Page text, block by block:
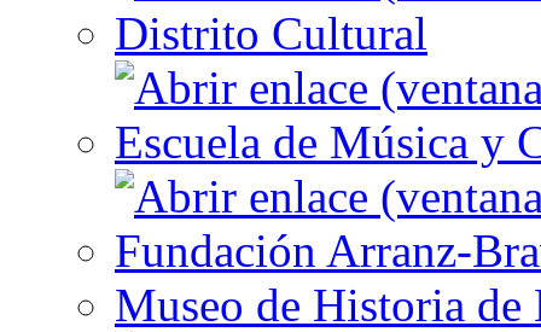
Distrito Cultural
Escuela de Música y
Fundación Arranz-
Museo de Historia de